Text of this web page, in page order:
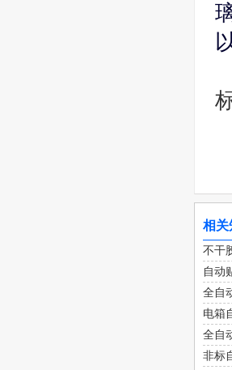
相关
不干
自动
全自
电箱
全自
非标